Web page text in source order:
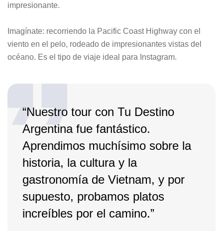
impresionante.
Imagínate: recorriendo la Pacific Coast Highway con el
viento en el pelo, rodeado de impresionantes vistas del
océano. Es el tipo de viaje ideal para Instagram.
“Nuestro tour con Tu Destino
Argentina fue fantástico.
Aprendimos muchísimo sobre la
historia, la cultura y la
gastronomía de Vietnam, y por
supuesto, probamos platos
increíbles por el camino.”